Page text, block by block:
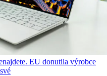
EU donutila výrobce